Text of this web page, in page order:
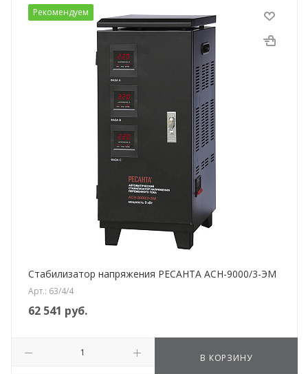
Рекомендуем
Стабилизатор напряжения РЕСАНТА АСН-9000/3-ЭМ
Арт.: 63/4/4
62 541 руб.
В КОРЗИНУ